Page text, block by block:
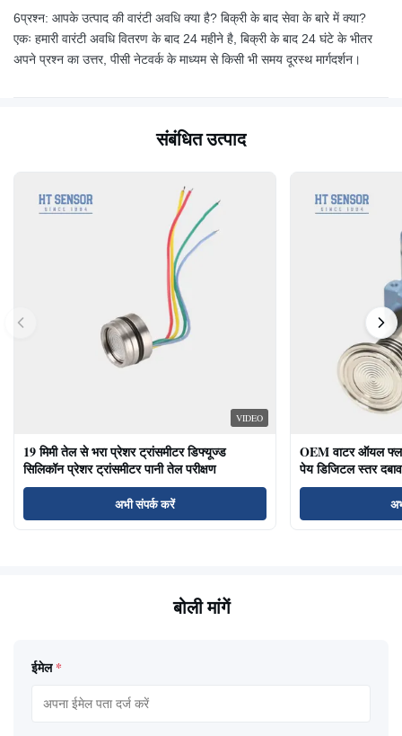
6प्रश्न: आपके उत्पाद की वारंटी अवधि क्या है? बिक्री के बाद सेवा के बारे में क्या?
एकः हमारी वारंटी अवधि वितरण के बाद 24 महीने है, बिक्री के बाद 24 घंटे के भीतर
अपने प्रश्न का उत्तर, पीसी नेटवर्क के माध्यम से किसी भी समय दूरस्थ मार्गदर्शन।
संबंधित उत्पाद
VIDEO
19 मिमी तेल से भरा प्रेशर ट्रांसमीटर डिफ्यूज्ड
सिलिकॉन प्रेशर ट्रांसमीटर पानी तेल परीक्षण
अभी संपर्क करें
OEM वाटर ऑयल
पेय डिजिटल स्तर
बोली मांगें
ईमेल *